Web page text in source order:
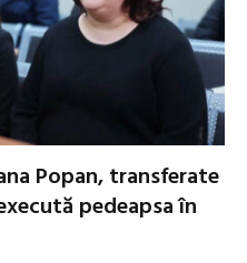
Popan, transferate
pedeapsa în